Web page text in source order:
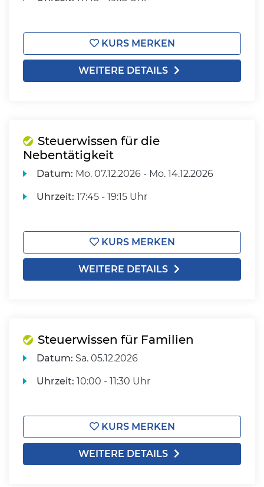
KURS MERKEN
WEITERE DETAILS
Steuerwissen für die
Nebentätigkeit
Datum: Mo. 07.12.2026 - Mo. 14.12.2026
Uhrzeit: 17:45 - 19:15 Uhr
KURS MERKEN
WEITERE DETAILS
Steuerwissen für Familien
Datum: Sa. 05.12.2026
Uhrzeit: 10:00 - 11:30 Uhr
KURS MERKEN
WEITERE DETAILS